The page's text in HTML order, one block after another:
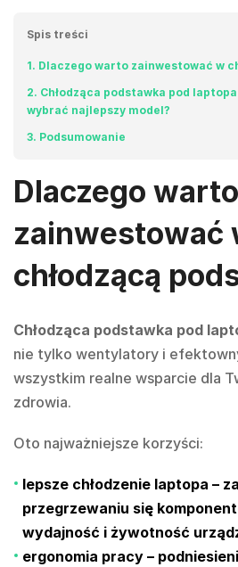
Spis treści
1 Dlaczego warto zainwestować w
2 Chłodząca podstawka pod
wybrać najlepszy model?
3 Podsumowanie
Dlaczego warto
zainwestować
chłodzącą
Chłodząca podstawka pod
nie tylko wentylatory i
wszystkim realne wsparcie dla
zdrowia.
Oto najważniejsze korzyści:
lepsze chłodzenie laptopa –
przegrzewaniu się
wydajność i żywotność
ergonomia pracy –